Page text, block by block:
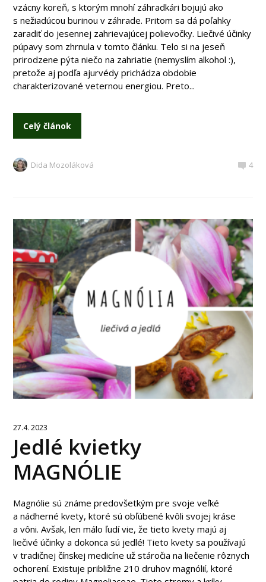
vzácny koreň, s ktorým mnohí záhradkári bojujú ako
s nežiadúcou burinou v záhrade. Pritom sa dá poľahky
zaradiť do jesennej zahrievajúcej polievočky. Liečivé účinky
púpavy som zhrnula v tomto článku. Telo si na jeseň
prirodzene pýta niečo na zahriatie (nemyslím alkohol :),
pretože aj podľa ajurvédy prichádza obdobie
charakterizované veternou energiou. Preto...
Celý článok
Dida Mozoláková 4
27.4. 2023
Jedlé kvietky
MAGNÓLIE
Magnólie sú známe predovšetkým pre svoje veľké
a nádherné kvety, ktoré sú obľúbené kvôli svojej kráse
a vôni. Avšak, len málo ľudí vie, že tieto kvety majú aj
liečivé účinky a dokonca sú jedlé! Tieto kvety sa používajú
v tradičnej čínskej medicíne už stáročia na liečenie rôznych
ochorení. Existuje približne 210 druhov magnólií, ktoré